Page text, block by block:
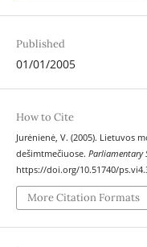
Published
01/01/2005
How to Cite
Jurėnienė, V. (2005). Lietuvos
dešimtmečiuose. Parliamentary
https://doi.org/10.51740/
More Citation Formats